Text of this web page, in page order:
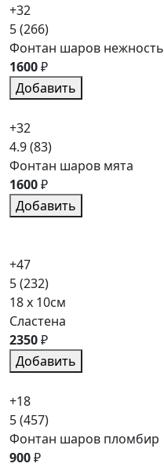
+32
5(266)
Фонтан шаров нежность
1600₽
Добавить
+32
4.9(83)
Фонтан шаров мята
1600₽
Добавить
+47
5(232)
18 x 10см
Сластена
2350₽
Добавить
+18
5(457)
Фонтан шаров пломбир
900₽